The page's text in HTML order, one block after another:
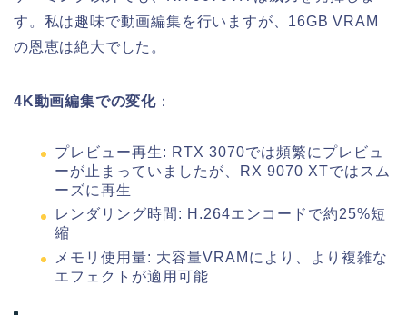
す。私は趣味で動画編集を行いますが、16GB VRAM
の恩恵は絶大でした。
4K動画編集での変化 ：
プレビュー再生: RTX 3070では頻繁にプレビュ
ーが止まっていましたが、RX 9070 XTではスム
ーズに再生
レンダリング時間: H.264エンコードで約25%短
縮
メモリ使用量: 大容量VRAMにより、より複雑な
エフェクトが適用可能